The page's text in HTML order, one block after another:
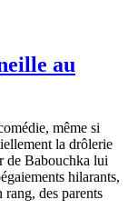
au
même si
la drôlerie
de Babouchka lui
hilarants,
rang, des parents